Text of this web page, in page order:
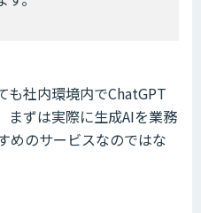
も社内環境内でChatGPT
まずは実際に生成AIを業務
めのサービスなのではな